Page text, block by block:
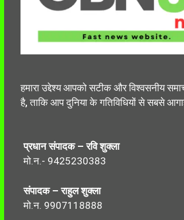
हमारा उद्देश्य आपको सटीक और विश्वसनीय
है, ताकि आप दुनिया के गतिविधियों से सबसे
प्रधान संपादक – रवि शुक्ला
मो.न.- 9425230383
संपादक – राहुल शुक्ला
मो.न. 9907118888